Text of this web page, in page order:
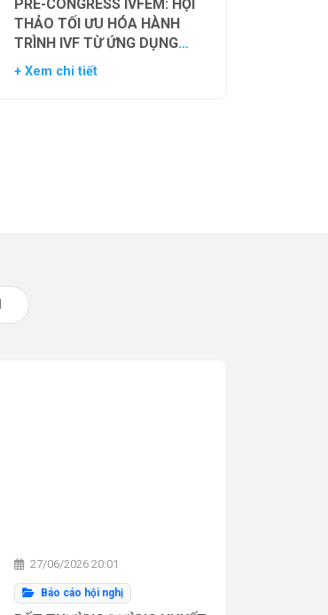
PRE-CONGRESS IVFEM: HỘI
THẢO TỐI ƯU HÓA HÀNH
TRÌNH IVF TỪ ỨNG DỤNG
HIỆN TẠI ĐẾN XU HƯỚNG
+ Xem chi tiết
27/06/2026 20:01
Báo cáo hội nghị